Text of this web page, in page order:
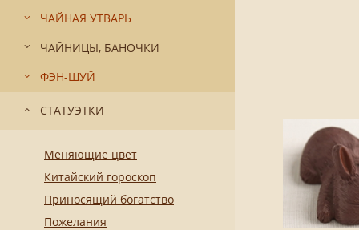
ЧАЙНАЯ УТВАРЬ
ЧАЙНИЦЫ, БАНОЧКИ
ФЭН-ШУЙ
СТАТУЭТКИ
Меняющие цвет
Китайский гороскоп
Приносящий богатство
Пожелания